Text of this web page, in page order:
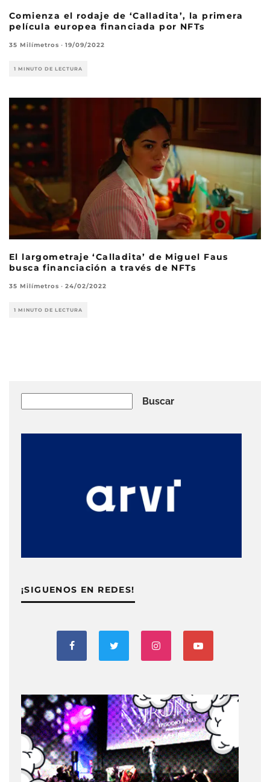
Comienza el rodaje de ‘Calladita’, la primera
película europea financiada por NFTs
35 Milímetros · 19/09/2022
1 MINUTO DE LECTURA
El largometraje ‘Calladita’ de Miguel Faus
busca financiación a través de NFTs
35 Milímetros · 24/02/2022
1 MINUTO DE LECTURA
Buscar
¡SIGUENOS EN REDES!